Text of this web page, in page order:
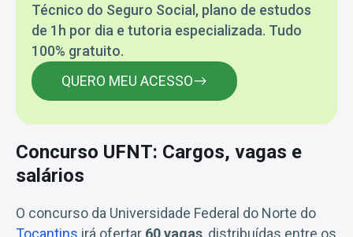
Técnico do Seguro Social, plano de estudos
de 1h por dia e tutoria especializada. Tudo
100% gratuito.
QUERO MEU ACESSO
Concurso UFNT: Cargos, vagas e
salários
O concurso da Universidade Federal do Norte do
Tocantins irá ofertar 60 vagas , distribuídas entre os